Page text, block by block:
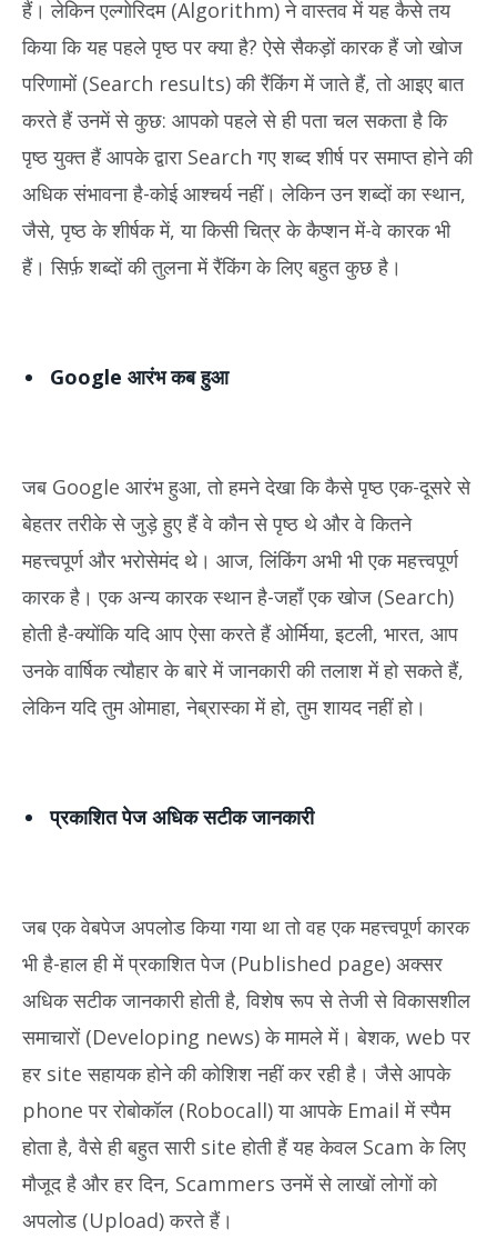
हैं। लेकिन एल्गोरिदम (Algorithm) ने वास्तव में यह कैसे तय
किया कि यह पहले पृष्ठ पर क्या है? ऐसे सैकड़ों कारक हैं जो खोज
परिणामों (Search results) की रैंकिंग में जाते हैं, तो आइए बात
करते हैं उनमें से कुछ: आपको पहले से ही पता चल सकता है कि
पृष्ठ युक्त हैं आपके द्वारा Search गए शब्द शीर्ष पर समाप्त होने की
अधिक संभावना है-कोई आश्चर्य नहीं। लेकिन उन शब्दों का स्थान,
जैसे, पृष्ठ के शीर्षक में, या किसी चित्र के कैप्शन में-वे कारक भी
हैं। सिर्फ़ शब्दों की तुलना में रैंकिंग के लिए बहुत कुछ है।
Google आरंभ कब हुआ
जब Google आरंभ हुआ, तो हमने देखा कि कैसे पृष्ठ एक-दूसरे से
बेहतर तरीके से जुड़े हुए हैं वे कौन से पृष्ठ थे और वे कितने
महत्त्वपूर्ण और भरोसेमंद थे। आज, लिंकिंग अभी भी एक महत्त्वपूर्ण
कारक है। एक अन्य कारक स्थान है-जहाँ एक खोज (Search)
होती है-क्योंकि यदि आप ऐसा करते हैं ओर्मिया, इटली, भारत, आप
उनके वार्षिक त्यौहार के बारे में जानकारी की तलाश में हो सकते हैं,
लेकिन यदि तुम ओमाहा, नेब्रास्का में हो, तुम शायद नहीं हो।
प्रकाशित पेज अधिक सटीक जानकारी
जब एक वेबपेज अपलोड किया गया था तो वह एक महत्त्वपूर्ण कारक
भी है-हाल ही में प्रकाशित पेज (Published page) अक्सर
अधिक सटीक जानकारी होती है, विशेष रूप से तेजी से विकासशील
समाचारों (Developing news) के मामले में। बेशक, web पर
हर site सहायक होने की कोशिश नहीं कर रही है। जैसे आपके
phone पर रोबोकॉल (Robocall) या आपके Email में स्पैम
होता है, वैसे ही बहुत सारी site होती हैं यह केवल Scam के लिए
मौजूद है और हर दिन, Scammers उनमें से लाखों लोगों को
अपलोड (Upload) करते हैं।